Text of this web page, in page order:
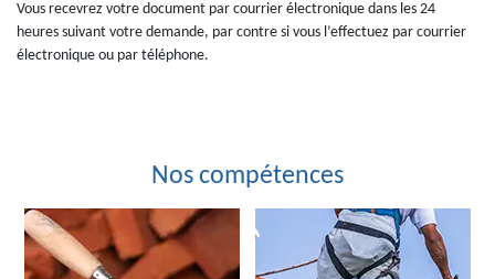
Vous recevrez votre document par courrier électronique dans les 24
heures suivant votre demande, par contre si vous l’effectuez par courrier
électronique ou par téléphone.
Nos compétences